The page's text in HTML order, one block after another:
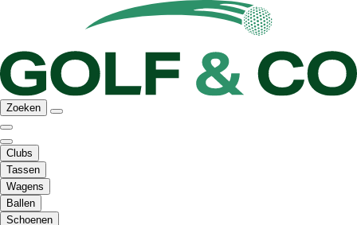
Zoeken
Clubs
Tassen
Wagens
Ballen
Schoenen